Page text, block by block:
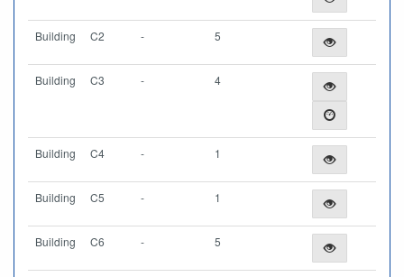
Building C2 - 5
Building C3 - 4
Building C4 - 1
Building C5 - 1
Building C6 - 5